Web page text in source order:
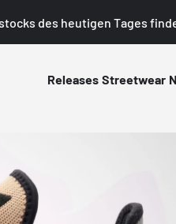
des heutigen Tages
Releases Streetwear